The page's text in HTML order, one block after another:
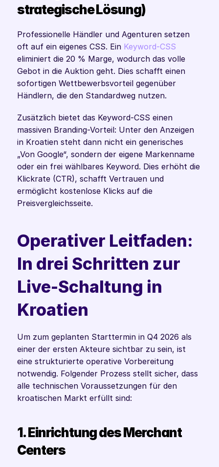
strategische Lösung)
Professionelle Händler und Agenturen setzen
oft auf ein eigenes CSS. Ein Keyword-CSS
eliminiert die 20 % Marge, wodurch das volle
Gebot in die Auktion geht. Dies schafft einen
sofortigen Wettbewerbsvorteil gegenüber
Händlern, die den Standardweg nutzen.
Zusätzlich bietet das Keyword-CSS einen
massiven Branding-Vorteil: Unter den Anzeigen
in Kroatien steht dann nicht ein generisches
„Von Google“, sondern der eigene Markenname
oder ein frei wählbares Keyword. Dies erhöht die
Klickrate (CTR), schafft Vertrauen und
ermöglicht kostenlose Klicks auf die
Preisvergleichsseite.
Operativer Leitfaden:
In drei Schritten zur
Live-Schaltung in
Kroatien
Um zum geplanten Starttermin in Q4 2026 als
einer der ersten Akteure sichtbar zu sein, ist
eine strukturierte operative Vorbereitung
notwendig. Folgender Prozess stellt sicher, dass
alle technischen Voraussetzungen für den
kroatischen Markt erfüllt sind:
1. Einrichtung des Merchant
Centers